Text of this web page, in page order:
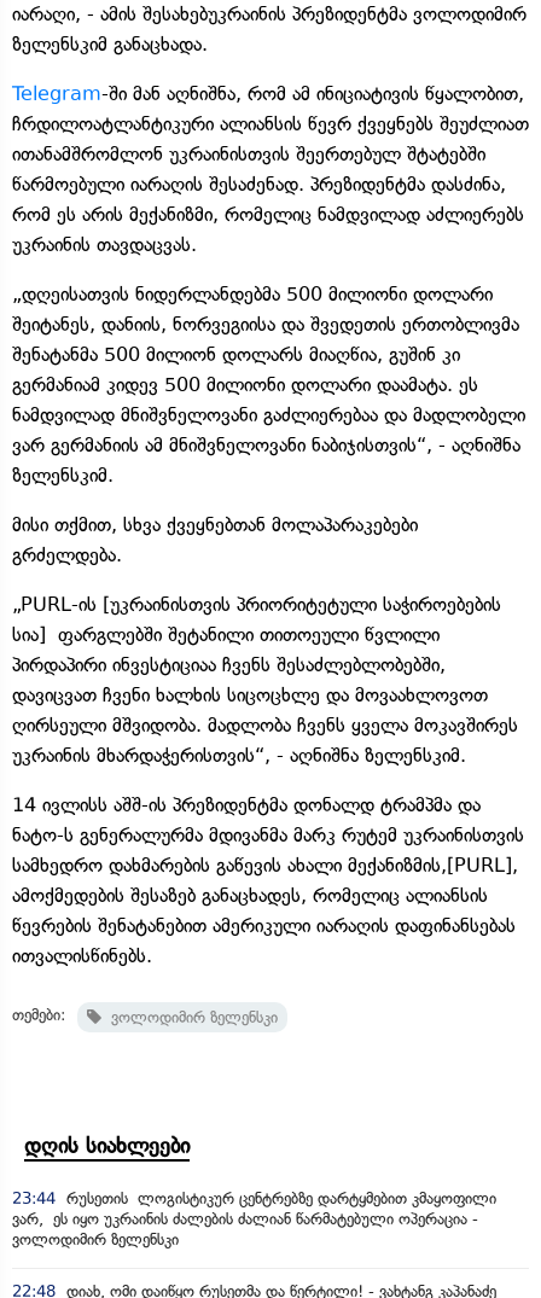
იარაღი, - ამის შესახებუკრაინის პრეზიდენტმა ვოლოდიმირ
ზელენსკიმ განაცხადა.
Telegram-ში მან აღნიშნა, რომ ამ ინიციატივის წყალობით,
ჩრდილოატლანტიკური ალიანსის წევრ ქვეყნებს შეუძლიათ
ითანამშრომლონ უკრაინისთვის შეერთებულ შტატებში
წარმოებული იარაღის შესაძენად. პრეზიდენტმა დასძინა,
რომ ეს არის მექანიზმი, რომელიც ნამდვილად აძლიერებს
უკრაინის თავდაცვას.
„დღეისათვის ნიდერლანდებმა 500 მილიონი დოლარი
შეიტანეს, დანიის, ნორვეგიისა და შვედეთის ერთობლივმა
შენატანმა 500 მილიონ დოლარს მიაღწია, გუშინ კი
გერმანიამ კიდევ 500 მილიონი დოლარი დაამატა. ეს
ნამდვილად მნიშვნელოვანი გაძლიერებაა და მადლობელი
ვარ გერმანიის ამ მნიშვნელოვანი ნაბიჯისთვის“, - აღნიშნა
ზელენსკიმ.
მისი თქმით, სხვა ქვეყნებთან მოლაპარაკებები
გრძელდება.
„PURL-ის [უკრაინისთვის პრიორიტეტული საჭიროებების
სია] ფარგლებში შეტანილი თითოეული წვლილი
პირდაპირი ინვესტიციაა ჩვენს შესაძლებლობებში,
დავიცვათ ჩვენი ხალხის სიცოცხლე და მოვაახლოვოთ
ღირსეული მშვიდობა. მადლობა ჩვენს ყველა მოკავშირეს
უკრაინის მხარდაჭერისთვის“, - აღნიშნა ზელენსკიმ.
14 ივლისს აშშ-ის პრეზიდენტმა დონალდ ტრამპმა და
ნატო-ს გენერალურმა მდივანმა მარკ რუტემ უკრაინისთვის
სამხედრო დახმარების გაწევის ახალი მექანიზმის,[PURL],
ამოქმედების შესაზებ განაცხადეს, რომელიც ალიანსის
წევრების შენატანებით ამერიკული იარაღის დაფინანსებას
ითვალისწინებს.
თემები: ვოლოდიმირ ზელენსკი
დღის სიახლეები
23:44 რუსეთის ლოგისტიკურ ცენტრებზე დარტყმებით კმაყოფილი
ვარ, ეს იყო უკრაინის ძალების ძალიან წარმატებული ოპერაცია -
ვოლოდიმირ ზელენსკი
22:48 დიახ, ომი დაიწყო რუსეთმა და წერტილი! - ვახტანგ კაპანაძე